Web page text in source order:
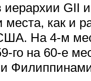
иерархии GII
места, как и
На 4-м
го на 60-е